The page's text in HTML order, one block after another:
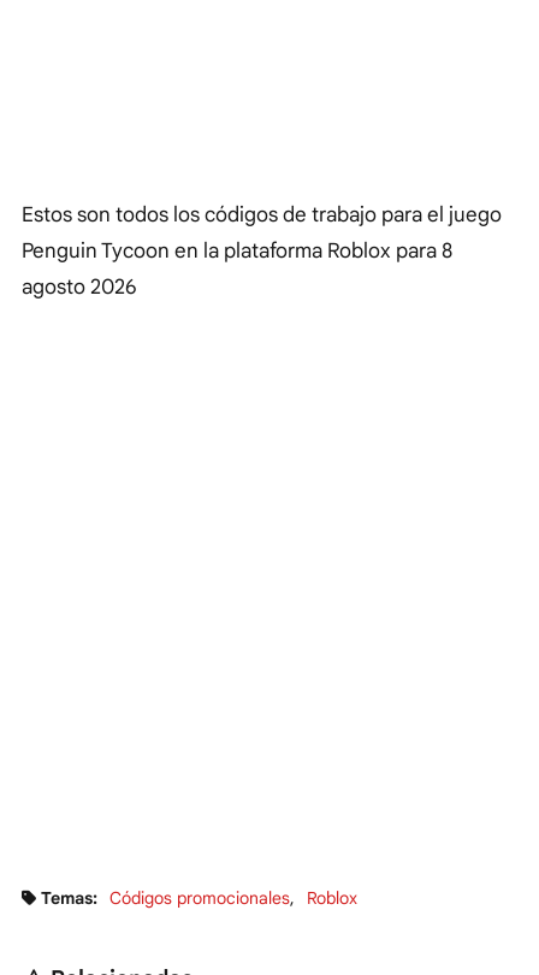
Estos son todos los códigos de trabajo para el juego
Penguin Tycoon en la plataforma Roblox para8
agosto 2026
Temas: Códigos promocionales Roblox